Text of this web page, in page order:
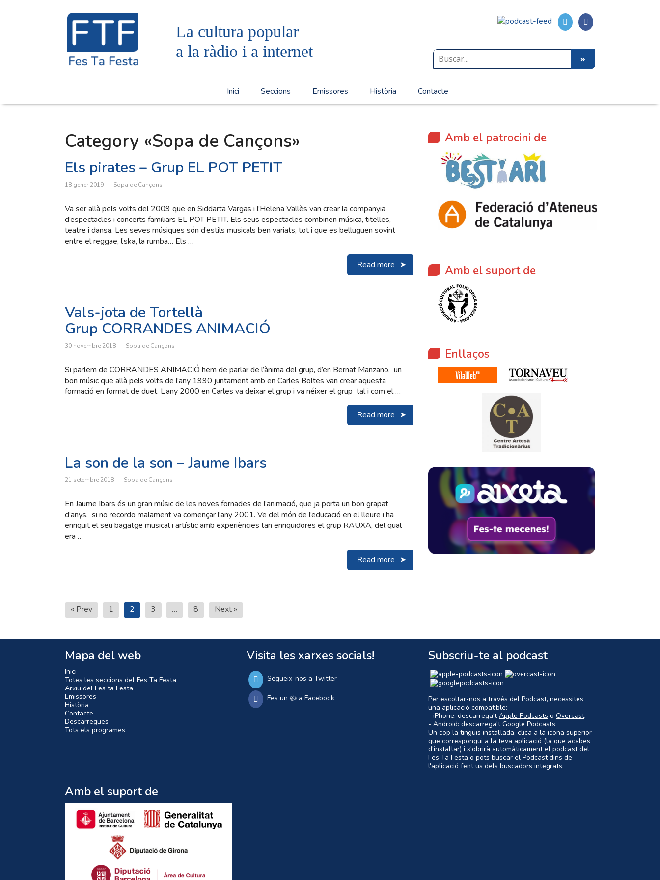
La cultura popular
a la ràdio i a internet
Inici Seccions Emissores Història Contacte
Category «Sopa de Cançons»
Els pirates – Grup EL POT PETIT
18 gener 2019 Sopa de Cançons
Va ser allà pels volts del 2009 que en Siddarta Vargas i l’Helena Vallès van crear la companyia
d’espectacles i concerts familiars EL POT PETIT. Els seus espectacles combinen música, titelles,
teatre i dansa. Les seves músiques són d’estils musicals ben variats, tot i que es belluguen sovint
entre el reggae, l’ska, la rumba… Els …
Read more
Vals-jota de Tortellà
Grup CORRANDES ANIMACIÓ
30 novembre 2018 Sopa de Cançons
Si parlem de CORRANDES ANIMACIÓ hem de parlar de l’ànima del grup, d’en Bernat Manzano, un
bon músic que allà pels volts de l’any 1990 juntament amb en Carles Boltes van crear aquesta
formació en format de duet. L’any 2000 en Carles va deixar el grup i va néixer el grup tal i com el …
Read more
La son de la son – Jaume Ibars
21 setembre 2018 Sopa de Cançons
En Jaume Ibars és un gran músic de les noves fornades de l’animació, que ja porta un bon grapat
d’anys, si no recordo malament va començar l’any 2001. Ve del món de l’educació en el lleure i ha
enriquit el seu bagatge musical i artístic amb experiències tan enriquidores el grup RAUXA, del qual
era …
Read more
Paginació
de
les
entrades
« Prev 1 2 3 … 8 Next »
Amb el patrocini de
Amb el suport de
Enllaços
Mapa del web
Inici
Totes les seccions del Fes Ta Festa
Arxiu del Fes ta Festa
Emissores
Història
Contacte
Descàrregues
Tots els programes
Visita les xarxes socials!
Segueix-nos a Twitter
Fes un 👍 a Facebook
Subscriu-te al podcast
Per escoltar-nos a través del Podcast, necessites
una aplicació compatible:
- iPhone: descarrega'tApple Podcasts o Overcast
- Android: descarrega'tGoogle Podcasts
Un cop la tinguis instal·lada, clica a la icona superior
que correspongui a la teva aplicació (la que acabes
d'instal·lar) i s'obrirà automàticament el podcast del
Fes Ta Festa o pots buscar el Podcast dins de
l'aplicació fent us dels buscadors integrats.
Amb el suport de